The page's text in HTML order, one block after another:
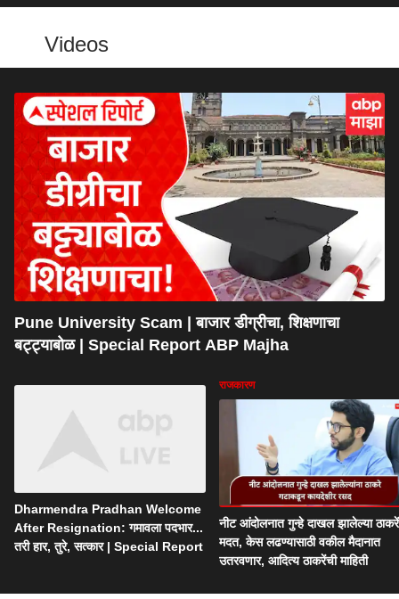
Videos
Pune University Scam | बाजार डीग्रीचा, शिक्षणाचा
बट्ट्याबोळ | Special Report ABP Majha
Dharmendra Pradhan Welcome
After Resignation: गमावला पदभार...
तरी हार, तुरे, सत्कार | Special Report
राजकारण
नीट आंदोलनात गुन्हे दाखल झालेल्या
मदत, केस लढण्यासाठी वकील मैदानात
उतरवणार, आदित्य ठाकरेंची माहिती